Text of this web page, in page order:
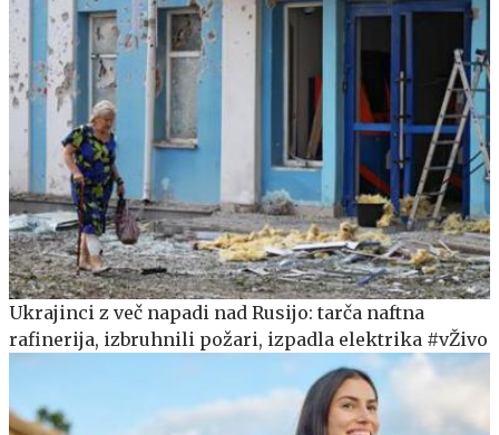
Ukrajinci z več napadi nad Rusijo: tarča naftna
rafinerija, izbruhnili požari, izpadla elektrika #vŽivo